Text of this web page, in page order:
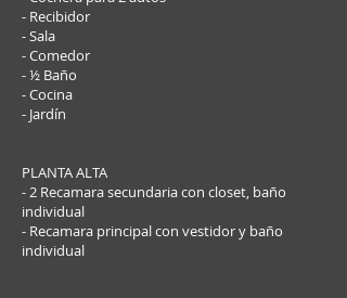
- Recibidor
- Sala
- Comedor
- ½ Baño
- Cocina
- Jardín
PLANTA ALTA
- 2 Recamara secundaria con closet, baño
individual
- Recamara principal con vestidor y baño
individual